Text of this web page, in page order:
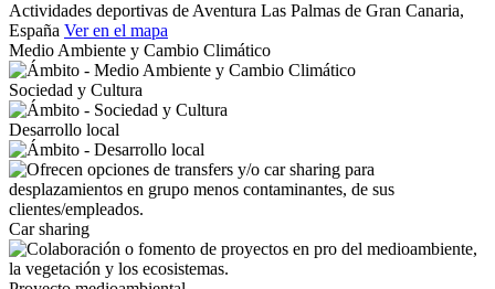
Actividades deportivas de Aventura Las Palmas de Gran Canaria,
España Ver en el mapa
Medio Ambiente y Cambio Climático
Sociedad y Cultura
Desarrollo local
Car sharing